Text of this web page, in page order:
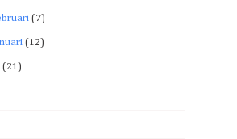
(7)
(12)
(21)